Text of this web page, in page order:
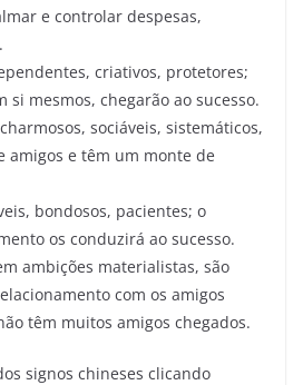
e controlar despesas,
criativos, protetores;
si mesmos, chegarão ao sucesso.
sociáveis, sistemáticos,
amigos e têm um monte de
bondosos, pacientes; o
os conduzirá ao sucesso.
ambições materialistas, são
com os amigos
têm muitos amigos chegados.
signos chineses clicando